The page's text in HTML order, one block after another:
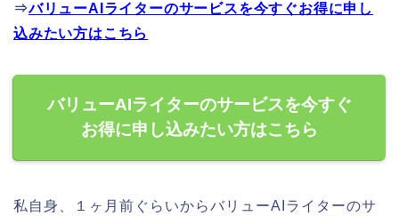
⇒バリューAIライターのサービスを今すぐお得に申し
込みたい方はこちら
バリューAIライターのサービスを今すぐ
お得に申し込みたい方はこちら
私自身、１ヶ月前ぐらいからバリューAIライターのサ